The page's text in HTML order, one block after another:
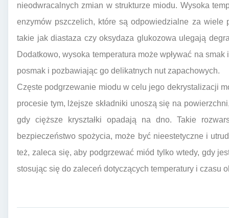
nieodwracalnych zmian w strukturze miodu. Wysoka
enzymów pszczelich, które są odpowiedzialne za wiele
takie jak diastaza czy oksydaza glukozowa ulegają
Dodatkowo, wysoka temperatura może wpływać na
posmak i pozbawiając go delikatnych nut zapachowych.
Częste podgrzewanie miodu w celu jego dekrystalizacji
procesie tym, lżejsze składniki unoszą się na
gdy cięższe kryształki opadają na dno. Takie
bezpieczeństwo spożycia, może być nieestetyczne i
też, zaleca się, aby podgrzewać miód tylko wtedy, gdy
stosując się do zaleceń dotyczących temperatury i czasu